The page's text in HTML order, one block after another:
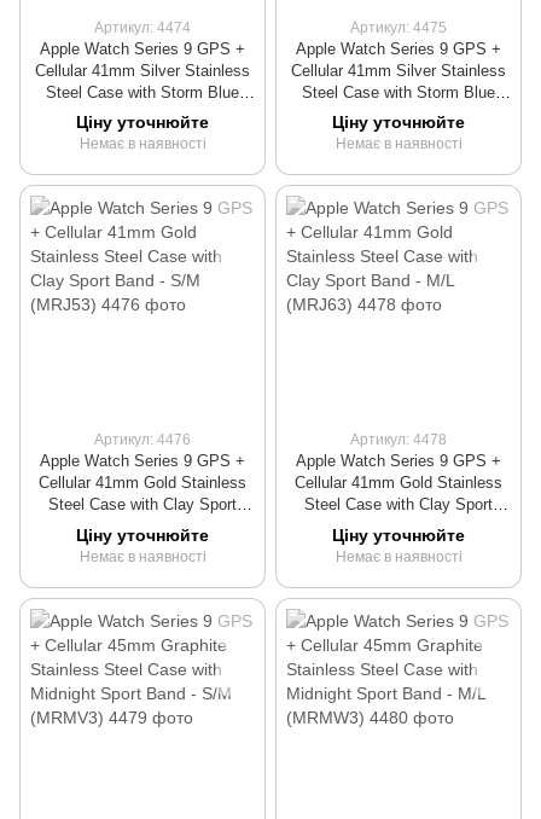
Артикул: 4474
Apple Watch Series 9 GPS +
Cellular 41mm Silver Stainless
Steel Case with Storm Blue
Sport Band - S/M (MRJ23)
Ціну уточнюйте
Немає в наявності
Артикул: 4475
Apple Watch Series 9 GPS +
Cellular 41mm Silver Stainless
Steel Case with Storm Blue
Sport Band - M/L (MRJ33)
Ціну уточнюйте
Немає в наявності
Артикул: 4476
Apple Watch Series 9 GPS +
Cellular 41mm Gold Stainless
Steel Case with Clay Sport
Band - S/M (MRJ53)
Ціну уточнюйте
Немає в наявності
Артикул: 4478
Apple Watch Series 9 GPS +
Cellular 41mm Gold Stainless
Steel Case with Clay Sport
Band - M/L (MRJ63)
Ціну уточнюйте
Немає в наявності